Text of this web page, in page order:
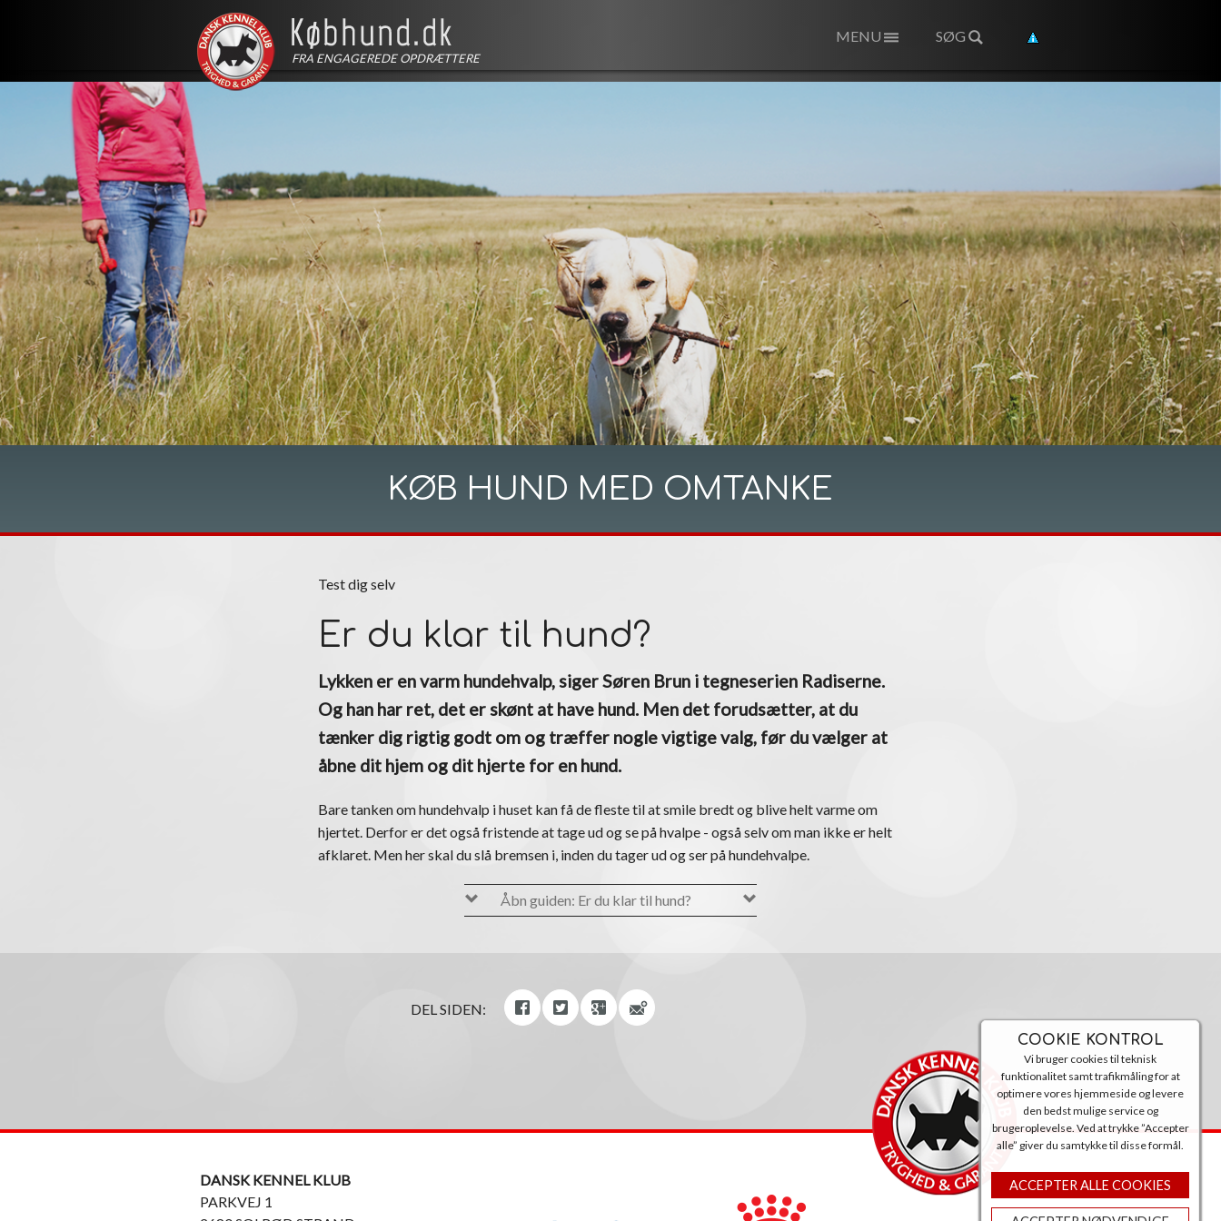
FRA ENGAGEREDE OPDRÆTTERE
SØG
MENU
COOKIE KONTROL
Vi bruger cookies til teknisk
funktionalitet samt trafikmåling for at
optimere vores hjemmeside og levere
den bedst mulige service og
brugeroplevelse. Ved at trykke ”Accepter
alle” giver du samtykke til disse formål.
ACCEPTER ALLE COOKIES
KØB HUND MED OMTANKE
Test dig selv
Er du klar til hund?
Lykken er en varm hundehvalp, siger Søren Brun i tegneserien Radiserne.
Og han har ret, det er skønt at have hund. Men det forudsætter, at du
tænker dig rigtig godt om og træffer nogle vigtige valg, før du vælger at
åbne dit hjem og dit hjerte for en hund.
Bare tanken om hundehvalp i huset kan få de fleste til at smile bredt og blive helt varme om
hjertet. Derfor er det også fristende at tage ud og se på hvalpe - også selv om man ikke er helt
afklaret. Men her skal du slå bremsen i, inden du tager ud og ser på hundehvalpe.
Åbn guiden: Er du klar til hund?
DRØMMEN OM DEN GODE HUND
Intentionerne er ALTID gode, når den nuttede hvalp lige er hjembragt, men måske har du ikke
helt så meget tid eller helt så store evner som hundeopdrager, som du måske troede. Og hurtigt
bliver drømmen om den pelsede sjæleven, der ligger hyggeligt i sofahjørnet, til et ”mareridt”,
fordi sko, tasker, dørkarme eller prydhaver bliver flænset til ukendelighed af et ”barberblad på
DEL SIDEN:
DANSK KENNEL KLUB
PARKVEJ 1